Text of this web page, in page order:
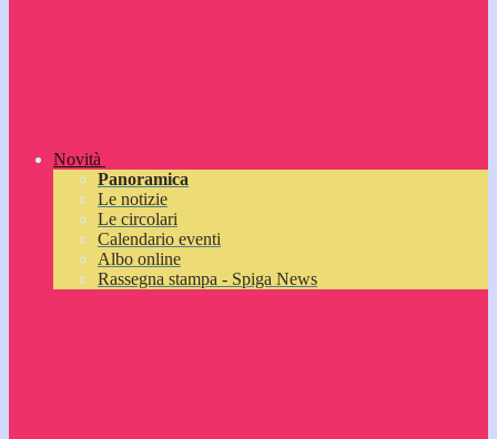
Novità
Panoramica
Le notizie
Le circolari
Calendario eventi
Albo online
Rassegna stampa - Spiga News